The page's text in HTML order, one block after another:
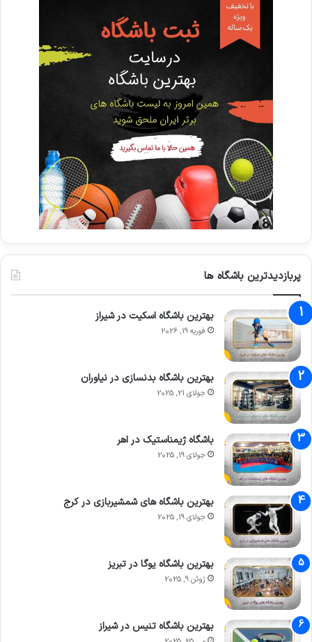
پربازدیدترین باشگاه ها
بهترین باشگاه اسکیت در شیراز
فوریه 19, 2026
بهترین باشگاه بدنسازی در نیاوران
جولای 21, 2025
باشگاه ژیمناستیک در اهر
جولای 19, 2025
بهترین باشگاه های شمشیربازی در کرج
جولای 19, 2025
بهترین باشگاه یوگا در تبریز
ژوئن 9, 2025
بهترین باشگاه تنیس در شیراز